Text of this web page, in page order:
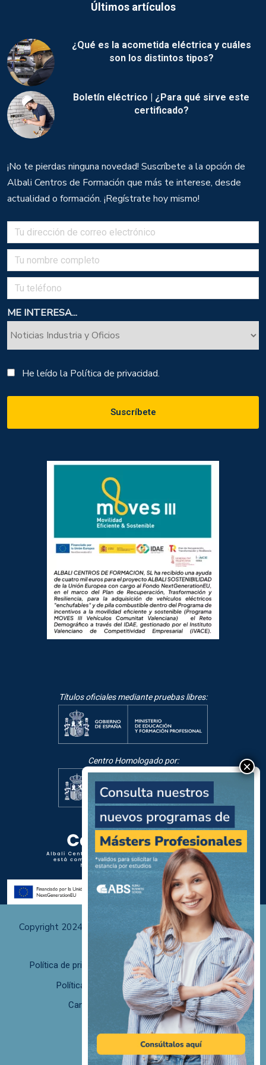
Últimos artículos
¿Qué es la acometida eléctrica y cuáles
son los distintos tipos?
Boletín eléctrico | ¿Para qué sirve este
certificado?
¡No te pierdas ninguna novedad! Suscríbete a la opción de
Albali Centros de Formación que más te interese, desde
actualidad o formación. ¡Regístrate hoy mismo!
ME INTERESA...
He leído la Política de privacidad.
Títulos oficiales mediante pruebas libres:
Centro Homologado por:
Copyright 2024 Albali Centros de Formación | Todos los
derechos reservados
Política de privacidad
Políticas de uso y cookies
Política de calidad
F. desistimiento
Canal de Denuncias/Canal Ético